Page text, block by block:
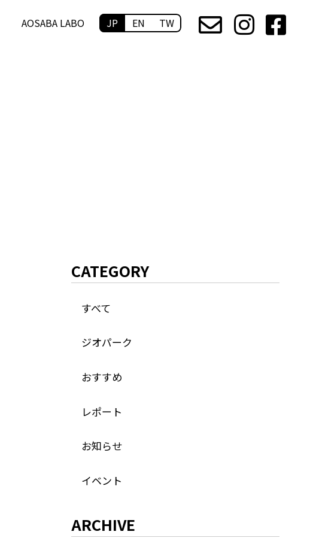
AOSABA LABO JP EN TW
CATEGORY
すべて
ジオパーク
おすすめ
レポート
お知らせ
イベント
ARCHIVE